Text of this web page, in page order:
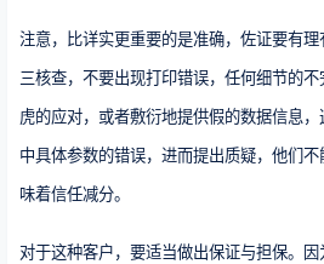
注意，比详实更重要的是准确，佐证要有
三核查，不要出现打印错误，任何细节的
虎的应对，或者敷衍地提供假的数据信息
中具体参数的错误，进而提出质疑，他们
味着信任减分。
对于这种客户，要适当做出保证与担保。